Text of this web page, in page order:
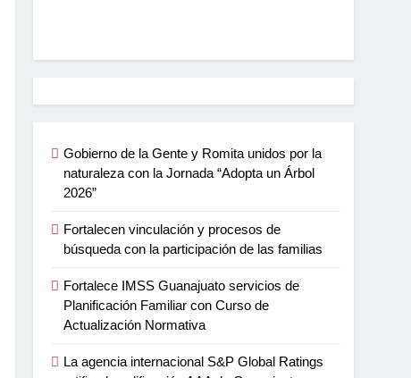
Gobierno de la Gente y Romita unidos por la
naturaleza con la Jornada “Adopta un Árbol
2026”
Fortalecen vinculación y procesos de
búsqueda con la participación de las familias
Fortalece IMSS Guanajuato servicios de
Planificación Familiar con Curso de
Actualización Normativa
La agencia internacional S&P Global Ratings